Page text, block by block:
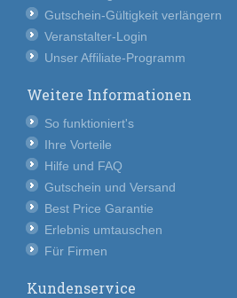
Gutschein-Gültigkeit verlängern
Veranstalter-Login
Unser Affiliate-Programm
Weitere Informationen
So funktioniert's
Ihre Vorteile
Hilfe und FAQ
Gutschein und Versand
Best Price Garantie
Erlebnis umtauschen
Für Firmen
Kundenservice